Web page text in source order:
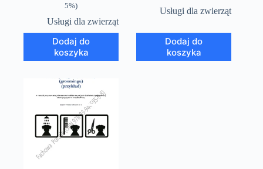
5%)
Usługi dla zwierząt
Dodaj do
koszyka
Usługi dla zwierząt
Dodaj do
koszyka